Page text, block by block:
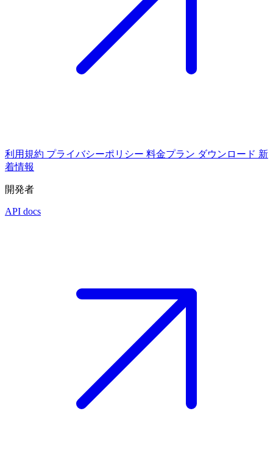
利用規約 プライバシーポリシー 料金プラン ダウンロード 新
着情報
開発者
API docs